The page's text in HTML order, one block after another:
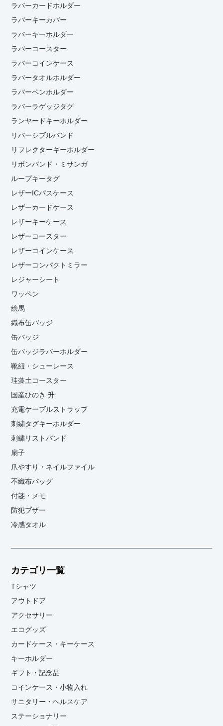
ラバーカードホルダー
ラバーキーカバー
ラバーキーホルダー
ラバーコースター
ラバーコインケース
ラバータオルホルダー
ラバーペンホルダー
ラバーラゲッジタグ
ランヤードキーホルダー
リバーシブルバンド
リフレクターキーホルダー
リボンバンド・ミサンガ
ループキータグ
レザーICパスケース
レザーカードケース
レザーキーケース
レザーコースター
レザーコインケース
レザーコンパクトミラー
レジャーシート
ワッペン
絵馬
織布缶バッジ
缶バッジ
缶バッジラバーホルダー
靴紐・シューレース
珪藻土コースター
国産ひのき 升
充電ケーブルストラップ
刺繍タグキーホルダー
刺繍リストバンド
扇子
爪やすり・ネイルファイル
不織布バッグ
付箋・メモ
防犯ブザー
冷感タオル
カテゴリ一覧
Tシャツ
アウトドア
アクセサリー
エコグッズ
カードケース・キーケース
キーホルダー
ギフト・記念品
コインケース・小物入れ
サニタリー・ヘルスケア
ステーショナリー